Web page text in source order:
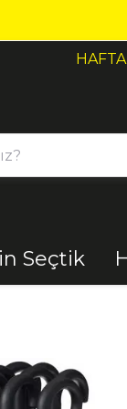
El Aletleri
Seçtik